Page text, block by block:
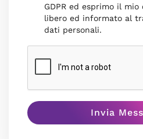
GDPR ed esprimo il
libero ed informato al
dati personali.